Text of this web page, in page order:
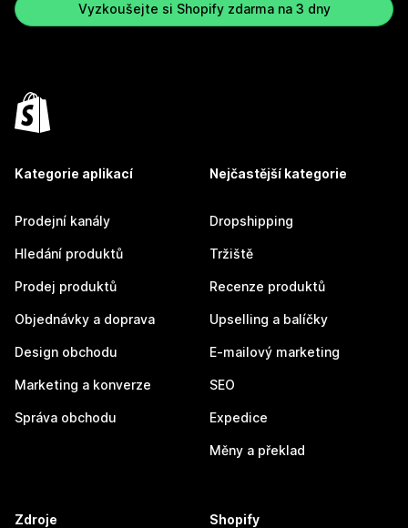
Vyzkoušejte si Shopify zdarma na 3 dny
Kategorie aplikací
Prodejní kanály
Hledání produktů
Prodej produktů
Objednávky a doprava
Design obchodu
Marketing a konverze
Správa obchodu
Nejčastější kategorie
Dropshipping
Tržiště
Recenze produktů
Upselling a balíčky
E-mailový marketing
SEO
Expedice
Měny a překlad
Zdroje Shopify